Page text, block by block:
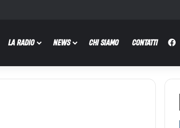
LA RADIO NEWS CHI SIAMO CONTATTI